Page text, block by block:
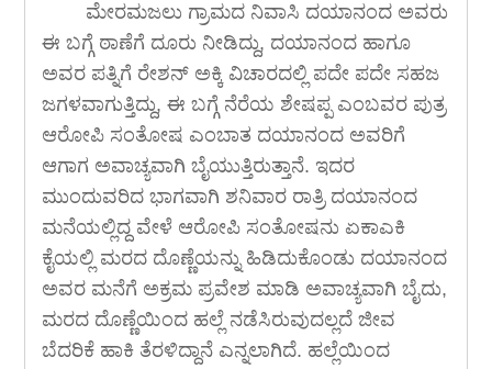
ಮೇರಮಜಲು ಗ್ರಾಮದ ನಿವಾಸಿ ದಯಾನಂದ ಅವರು
ಈ ಬಗ್ಗೆ ಠಾಣೆಗೆ ದೂರು ನೀಡಿದ್ದು, ದಯಾನಂದ ಹಾಗೂ
ಅವರ ಪತ್ನಿಗೆ ರೇಶನ್ ಅಕ್ಕಿ ವಿಚಾರದಲ್ಲಿ ಪದೇ ಪದೇ ಸಹಜ
ಜಗಳವಾಗುತ್ತಿದ್ದು, ಈ ಬಗ್ಗೆ ನೆರೆಯ ಶೇಷಪ್ಪ ಎಂಬವರ ಪುತ್ರ
ಆರೋಪಿ ಸಂತೋಷ ಎಂಬಾತ ದಯಾನಂದ ಅವರಿಗೆ
ಆಗಾಗ ಅವಾಚ್ಯವಾಗಿ ಬೈಯುತ್ತಿರುತ್ತಾನೆ. ಇದರ
ಮುಂದುವರಿದ ಭಾಗವಾಗಿ ಶನಿವಾರ ರಾತ್ರಿ ದಯಾನಂದ
ಮನೆಯಲ್ಲಿದ್ದ ವೇಳೆ ಆರೋಪಿ ಸಂತೋಷನು ಏಕಾಎಕಿ
ಕೈಯಲ್ಲಿ ಮರದ ದೊಣ್ಣೆಯನ್ನು ಹಿಡಿದುಕೊಂಡು ದಯಾನಂದ
ಅವರ ಮನೆಗೆ ಅಕ್ರಮ ಪ್ರವೇಶ ಮಾಡಿ ಅವಾಚ್ಯವಾಗಿ ಬೈದು,
ಮರದ ದೊಣ್ಣೆಯಿಂದ ಹಲ್ಲೆ ನಡೆಸಿರುವುದಲ್ಲದೆ ಜೀವ
ಬೆದರಿಕೆ ಹಾಕಿ ತೆರಳಿದ್ದಾನೆ ಎನ್ನಲಾಗಿದೆ. ಹಲ್ಲೆಯಿಂದ